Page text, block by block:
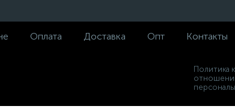
Оплата Доставка Опт Контакты
Политика